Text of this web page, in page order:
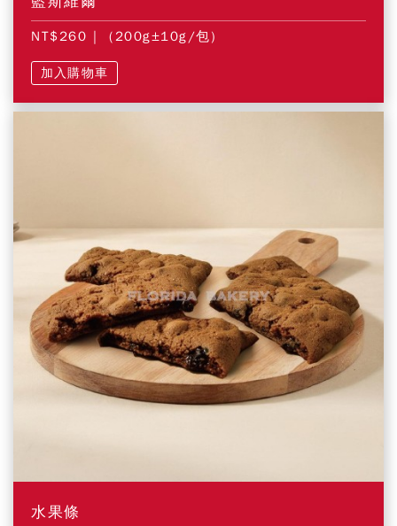
NT$260 | (200g±10g/包)
加入購物車
水果條